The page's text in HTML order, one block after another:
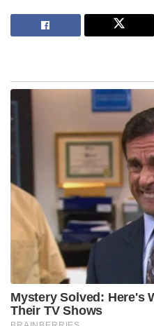
Stories you may like
‘ആപ്പുകളുടെ തട്ടിപ്പിന്
ബുക്ക് മൈ ഷോയ്ക്കും
ലാഹോറിൽ നിന്നും
അകലെയുള്ള ഈ
ആരാധനാലയം തകർത്ത
വേദനാജനകവും
വിദേശകാര്യ മന്ത്രാലയം
ആസൂത്രണത്തോടെ
ഭാഷയിൽ അപലപിച്ചു.
പ്രാദേശിക സിഖ് സമൂഹം
പ്രതിഷേധവുമായി